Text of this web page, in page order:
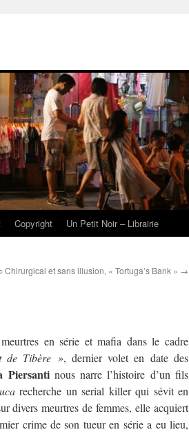
Copyright Un Petit Noir – Librairie
Chirurgical et sans illusion, « Tortuga’s Bank » →
en série et mafia dans le cadre
de Tibère », dernier volet en date des
Piersantinous narre l’histoire d’un fils
recherche un serial killer qui sévit en
divers meurtres de femmes, elle acquiert
crime de son tueur en série a eu lieu,